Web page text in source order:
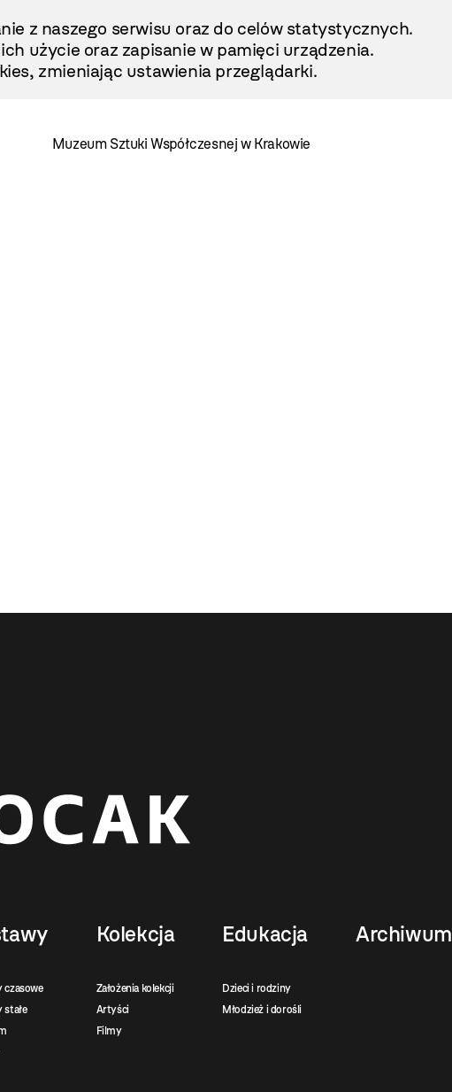
z naszego serwisu oraz do celów statystycznych.
użycie oraz zapisanie w pamięci urządzenia.
zmieniając ustawienia przeglądarki.
Muzeum Sztuki Współczesnej w Krakowie
czasowe
stałe
Kolekcja
Założenia kolekcji
Artyści
Filmy
Edukacja
Dzieci i rodziny
Młodzież i dorośli
Archiwum